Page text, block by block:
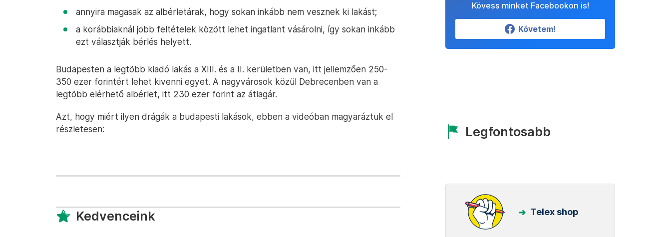
annyira magasak az albérletárak, hogy sokan inkább nem vesznek ki lakást;
a korábbiaknál jobb feltételek között lehet ingatlant vásárolni, így sokan inkább
ezt választják bérlés helyett.
Budapesten a legtöbb kiadó lakás a XIII. és a II. kerületben van, itt jellemzően 250-
350 ezer forintért lehet kivenni egyet. A nagyvárosok közül Debrecenben van a
legtöbb elérhető albérlet, itt 230 ezer forint az átlagár.
Azt, hogy miért ilyen drágák a budapesti lakások, ebben a videóban magyaráztuk el
részletesen:
Kedvenceink
Kövess minket Facebookon is!
Követem!
Legfontosabb
Telex shop